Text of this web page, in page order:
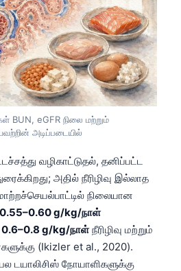
BUN, eGFR நிலை மற்றும்
அடிப்படையில்
வழிகாட்டுதல், தனிப்பட்ட
அதில் நீரிழிவு இல்லாத
நிலையான
0.55–0.60 g/kg/நாள்
0.6–0.8 g/kg/நாள்நீரிழிவு மற்றும்
(Ikizler et al., 2020).
டயாலிசிஸ் நோயாளிகளுக்கு